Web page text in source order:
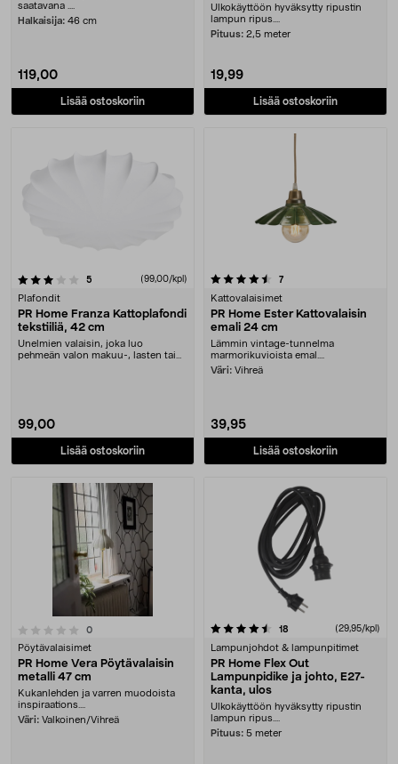
saatavana ....
Halkaisija: 46 cm
119,00
Lisää ostoskoriin
Ulkokäyttöön hyväksytty ripustin
lampun ripus....
Pituus: 2,5 meter
19,99
Lisää ostoskoriin
5 (99,00/kpl)
Plafondit
PR Home Franza Kattoplafondi
tekstiiliä, 42 cm
Unelmien valaisin, joka luo
pehmeän valon makuu-, lasten tai
99,00
Lisää ostoskoriin
4.5 viidestä tähdestä 7arvostelut
Kattovalaisimet
PR Home Ester Kattovalaisin
emali 24 cm
Lämmin vintage-tunnelma
marmorikuvioista emal....
Väri: Vihreä
39,95
Lisää ostoskoriin
0arvostelut
Pöytävalaisimet
PR Home Vera Pöytävalaisin
metalli 47 cm
Kukanlehden ja varren muodoista
inspiraations....
Väri: Valkoinen/Vihreä
4.5 viidestä tähdestä 18 (29,95/kpl)
Lampunjohdot & lampunpitimet
PR Home Flex Out
Lampunpidike ja johto, E27-
kanta, ulos
Ulkokäyttöön hyväksytty ripustin
lampun ripus....
Pituus: 5 meter